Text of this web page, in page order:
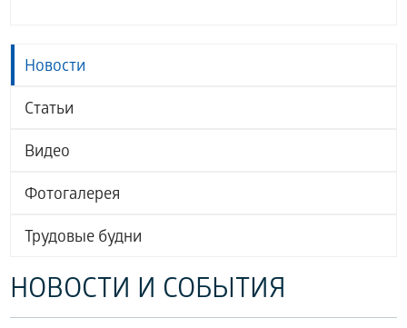
Новости
Статьи
Видео
Фотогалерея
Трудовые будни
НОВОСТИ И СОБЫТИЯ